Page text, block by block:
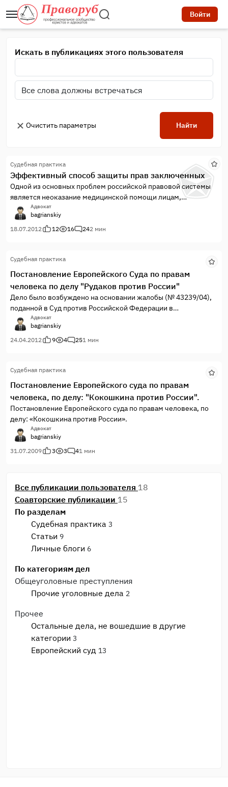
Войти
Искать в публикациях этого пользователя
Очистить параметры Найти
Судебная практика
Эффективный способ защиты прав заключенных
Одной из основных проблем российской правовой системы
является неоказание медицинской помощи лицам,
содержащимся под стражей.
Адвокат
bagrianskiy
18.07.2012
12 16 242 мин
Судебная практика
Постановление Европейского Суда по правам
человека по делу "Рудаков против России"
Дело было возбуждено на основании жалобы (№ 43239/04),
поданной в Суд против Российской Федерации в
соответствии со статьей 34 Конвенции о защите прав
человека и основных свобод гражданином России г-ном
Василием Юрьевичем Рудаковым 9 ноября 2004 года.
Адвокат
bagrianskiy
24.04.2012
9 4 251 мин
Судебная практика
Постановление Европейского суда по правам
человека, по делу: "Кокошкина против России".
Постановление Европейского суда по правам человека, по
делу: «Кокошкина против России».
Адвокат
bagrianskiy
31.07.2009
3 3 41 мин
Все публикации пользователя 18
Соавторские публикации 15
По разделам
Судебная практика 3
Статьи 9
Личные блоги 6
По категориям дел
Общеуголовные преступления
Прочие уголовные дела 2
Прочее
Остальные дела, не вошедшие в другие
категории 3
Европейский суд 13